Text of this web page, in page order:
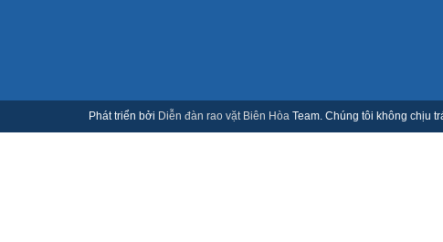
Phát triển bởi Diễn đàn rao vặt Biên Hòa Team. Chúng tôi không chịu